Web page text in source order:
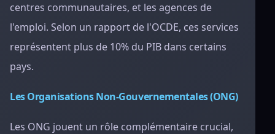
centres communautaires, et les agences de
l'emploi. Selon un rapport de l'OCDE, ces services
représentent plus de 10% du PIB dans certains
pays.
Les Organisations Non-Gouvernementales (ONG)
Les ONG jouent un rôle complémentaire crucial,